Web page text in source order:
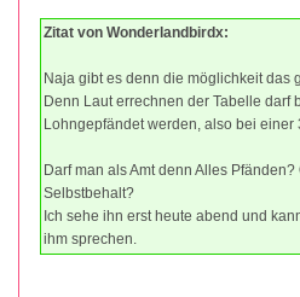
Zitat von Wonderlandbirdx:
Naja gibt es denn die möglichkeit das
Denn Laut errechnen der Tabelle darf
Lohngepfändet werden, also bei einer
Darf man als Amt denn Alles
Selbstbehalt?
Ich sehe ihn erst heute abend und
ihm sprechen.